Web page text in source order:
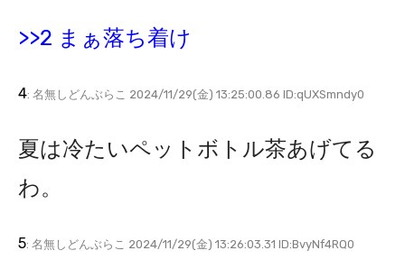
>>2 まぁ落ち着け
4: 名無しどんぶらこ 2024/11/29(金) 13:25:00.86 ID:qUXSmndy0
夏は冷たいペットボトル茶あげてる
わ。
5: 名無しどんぶらこ 2024/11/29(金) 13:26:03.31 ID:BvyNf4RQ0